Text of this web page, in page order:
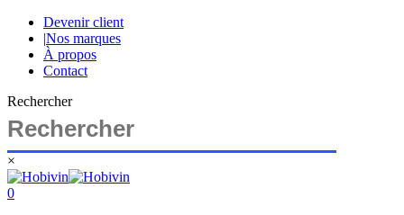
Skip
main
content
Devenir client
|Nos marques
À propos
Contact
Rechercher
×
Close
Search
search
account
0